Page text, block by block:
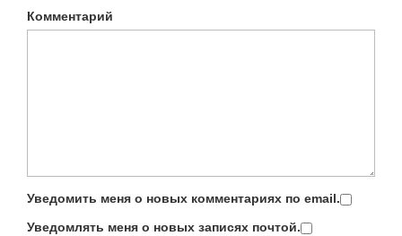
Комментарий
Уведомить меня о новых комментариях по email.
Уведомлять меня о новых записях почтой.